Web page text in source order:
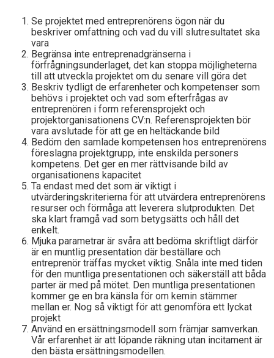
Se projektet med entreprenörens ögon när du
beskriver omfattning och vad du vill slutresultatet ska
vara
Begränsa inte entreprenadgränserna i
förfrågningsunderlaget, det kan stoppa möjligheterna
till att utveckla projektet om du senare vill göra det
Beskriv tydligt de erfarenheter och kompetenser som
behövs i projektet och vad som efterfrågas av
entreprenören i form referensprojekt och
projektorganisationens CV:n. Referensprojekten bör
vara avslutade för att ge en heltäckande bild
Bedöm den samlade kompetensen hos entreprenörens
föreslagna projektgrupp, inte enskilda personers
kompetens. Det ger en mer rättvisande bild av
organisationens kapacitet
Ta endast med det som är viktigt i
utvärderingskriterierna för att utvärdera entreprenörens
resurser och förmåga att leverera slutprodukten. Det
ska klart framgå vad som betygsätts och håll det
enkelt.
Mjuka parametrar är svåra att bedöma skriftligt därför
är en muntlig presentation där beställare och
entreprenör träffas mycket viktig. Snåla inte med tiden
för den muntliga presentationen och säkerställ att båda
parter är med på mötet. Den muntliga presentationen
kommer ge en bra känsla för om kemin stämmer
mellan er. Nog så viktigt för att genomföra ett lyckat
projekt
Använd en ersättningsmodell som främjar samverkan.
Vår erfarenhet är att löpande räkning utan incitament är
den bästa ersättningsmodellen.